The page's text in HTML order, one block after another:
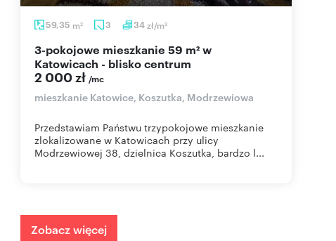
59,35 m2 3 34zł/m2
3-pokojowe mieszkanie 59 m² w
Katowicach - blisko centrum
2 000 zł /mc
mieszkanie Katowice, Koszutka, Modrzewiowa
Przedstawiam Państwu trzypokojowe mieszkanie
zlokalizowane w Katowicach przy ulicy
Modrzewiowej 38, dzielnica Koszutka, bardzo l...
Zobacz więcej